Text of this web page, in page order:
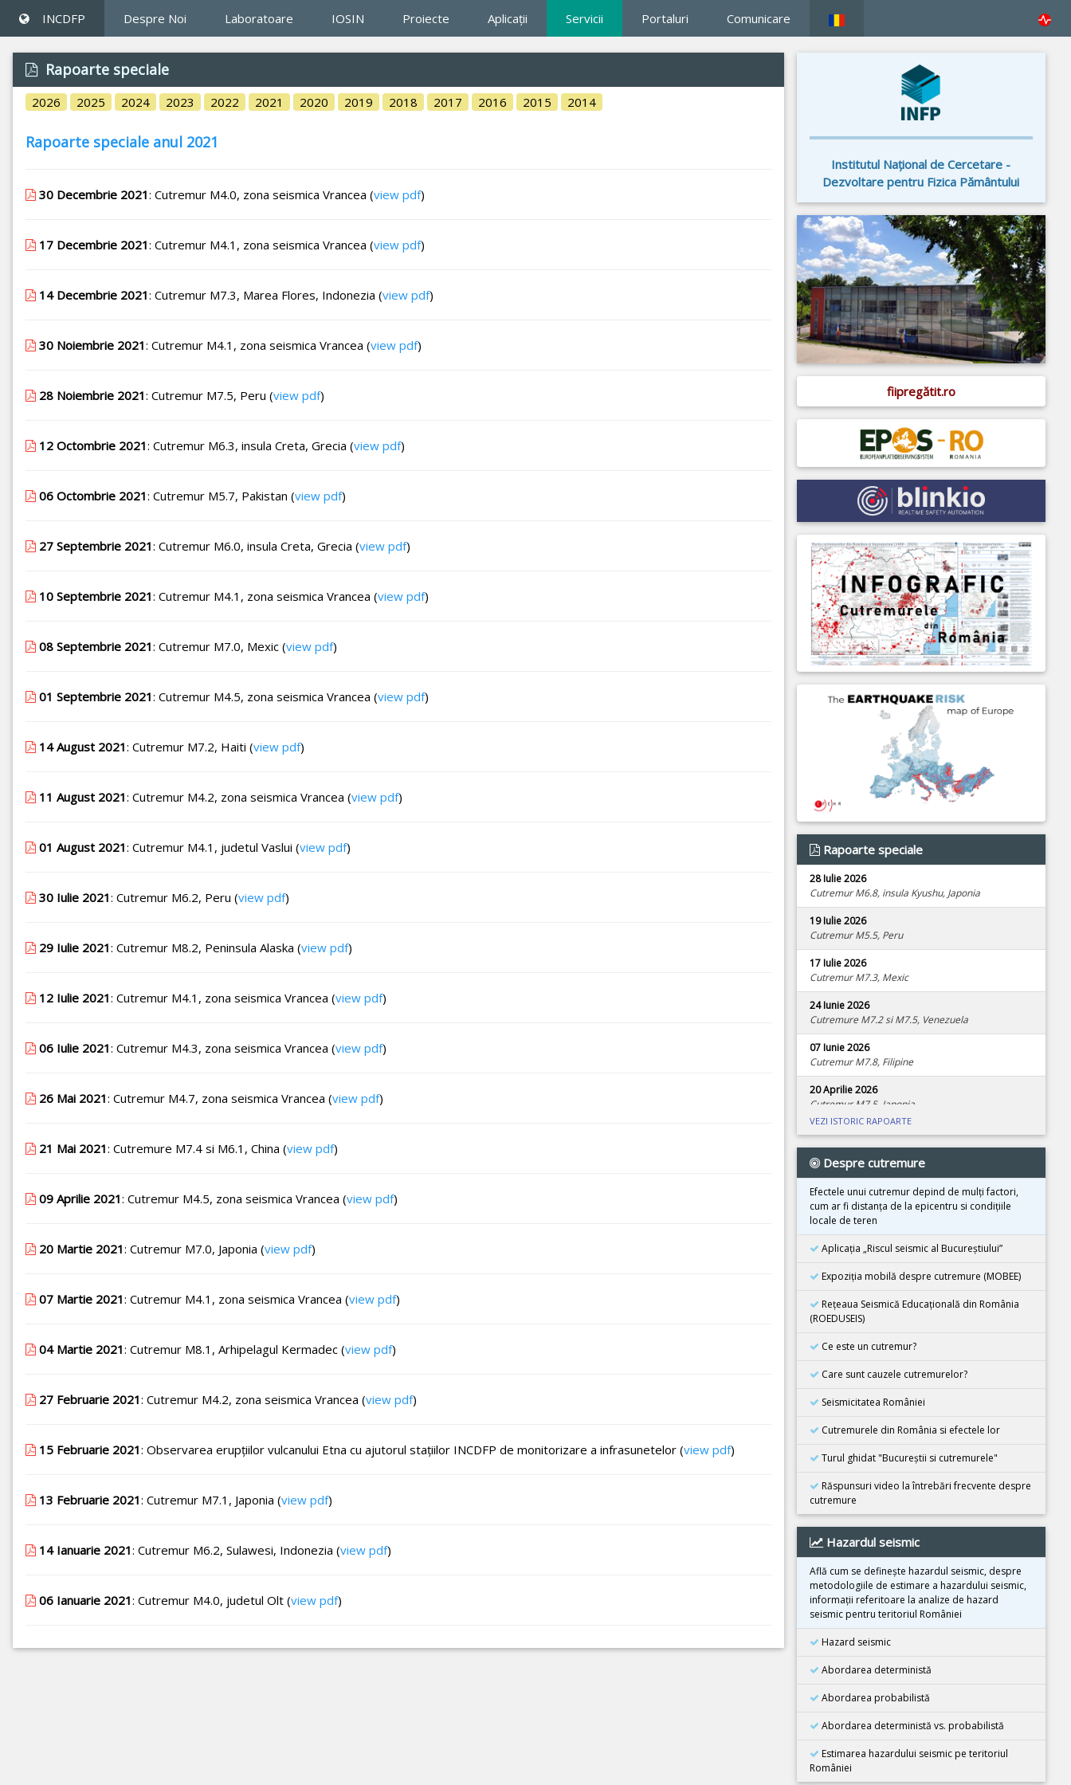
INCDFP Despre Noi Laboratoare IOSIN Proiecte Aplicaţii Servicii Portaluri Comunicare
Rapoarte speciale
2026 2025 2024 2023 2022 2021 2020 2019 2018 2017 2016 2015 2014
Rapoarte speciale anul 2021
30 Decembrie 2021: Cutremur M4.0, zona seismica Vrancea (view pdf)
17 Decembrie 2021: Cutremur M4.1, zona seismica Vrancea (view pdf)
14 Decembrie 2021: Cutremur M7.3, Marea Flores, Indonezia (view pdf)
30 Noiembrie 2021: Cutremur M4.1, zona seismica Vrancea (view pdf)
28 Noiembrie 2021: Cutremur M7.5, Peru (view pdf)
12 Octombrie 2021: Cutremur M6.3, insula Creta, Grecia (view pdf)
06 Octombrie 2021: Cutremur M5.7, Pakistan (view pdf)
27 Septembrie 2021: Cutremur M6.0, insula Creta, Grecia (view pdf)
10 Septembrie 2021: Cutremur M4.1, zona seismica Vrancea (view pdf)
08 Septembrie 2021: Cutremur M7.0, Mexic (view pdf)
01 Septembrie 2021: Cutremur M4.5, zona seismica Vrancea (view pdf)
14 August 2021: Cutremur M7.2, Haiti (view pdf)
11 August 2021: Cutremur M4.2, zona seismica Vrancea (view pdf)
01 August 2021: Cutremur M4.1, judetul Vaslui (view pdf)
30 Iulie 2021: Cutremur M6.2, Peru (view pdf)
29 Iulie 2021: Cutremur M8.2, Peninsula Alaska (view pdf)
12 Iulie 2021: Cutremur M4.1, zona seismica Vrancea (view pdf)
06 Iulie 2021: Cutremur M4.3, zona seismica Vrancea (view pdf)
26 Mai 2021: Cutremur M4.7, zona seismica Vrancea (view pdf)
21 Mai 2021: Cutremure M7.4 si M6.1, China (view pdf)
09 Aprilie 2021: Cutremur M4.5, zona seismica Vrancea (view pdf)
20 Martie 2021: Cutremur M7.0, Japonia (view pdf)
07 Martie 2021: Cutremur M4.1, zona seismica Vrancea (view pdf)
04 Martie 2021: Cutremur M8.1, Arhipelagul Kermadec (view pdf)
27 Februarie 2021: Cutremur M4.2, zona seismica Vrancea (view pdf)
15 Februarie 2021: Observarea erupţiilor vulcanului Etna cu ajutorul staţiilor INCDFP de monitorizare a infrasunetelor (view pdf)
13 Februarie 2021: Cutremur M7.1, Japonia (view pdf)
14 Ianuarie 2021: Cutremur M6.2, Sulawesi, Indonezia (view pdf)
06 Ianuarie 2021: Cutremur M4.0, judetul Olt (view pdf)
Institutul Naţional de Cercetare -
Dezvoltare pentru Fizica Pământului
fiipregătit.ro
Rapoarte speciale
28 Iulie 2026
Cutremur M6.8, insula Kyushu, Japonia
19 Iulie 2026
Cutremur M5.5, Peru
17 Iulie 2026
Cutremur M7.3, Mexic
24 Iunie 2026
Cutremure M7.2 si M7.5, Venezuela
07 Iunie 2026
Cutremur M7.8, Filipine
20 Aprilie 2026
Cutremur M7.5, Japonia
08 Aprilie 2026
Cutremur M4.0, Zona seismica Vrancea
01 Aprilie 2026
Cutremur M7.4, Marea Molucca, Indonezia
30 Martie 2026
24 Martie 2026
Cutremur M7.5, Tonga
26 Februarie 2026
Cutremur M4.5, Zona seismica Vrancea
08 Decembrie 2025
Cutremur M5.5, Bangladesh
02 Noiembrie 2025
Cutremur M4.2, Zona seismica Vrancea
25 Octombrie 2025
Cutremur M4.2, Zona seismica Vrancea
22 Octombrie 2025
Cutremur M4.2, Zona seismica Vrancea
10 Octombrie 2025
Cutremur M7.4, Filipine
30 Septembrie 2025
Cutremur M7.8, Kamceatka
13 Septembrie 2025
31 August 2025
Cutremur M6.0, Afganistan
VEZI ISTORIC RAPOARTE
Despre cutremure
Efectele unui cutremur depind de mulţi factori,
cum ar fi distanţa de la epicentru si condiţiile
locale de teren
Aplicația „Riscul seismic al Bucureștiului”
Expoziţia mobilă despre cutremure (MOBEE)
Rețeaua Seismică Educațională din România
(ROEDUSEIS)
Ce este un cutremur?
Care sunt cauzele cutremurelor?
Seismicitatea României
Cutremurele din România si efectele lor
Turul ghidat "Bucureştii si cutremurele"
Răspunsuri video la întrebări frecvente despre
cutremure
Hazardul seismic
Află cum se defineşte hazardul seismic, despre
metodologiile de estimare a hazardului seismic,
informaţii referitoare la analize de hazard
seismic pentru teritoriul României
Hazard seismic
Abordarea deterministă
Abordarea probabilistă
Abordarea deterministă vs. probabilistă
Estimarea hazardului seismic pe teritoriul
României